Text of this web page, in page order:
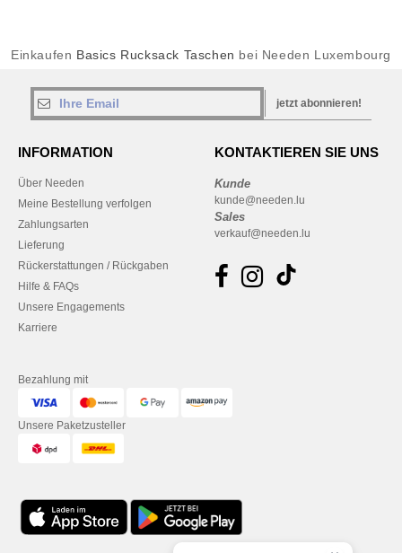
Einkaufen Basics Rucksack Taschen bei Needen Luxembourg
jetzt abonnieren!
INFORMATION
Über Needen
Meine Bestellung verfolgen
Zahlungsarten
Lieferung
Rückerstattungen / Rückgaben
Hilfe & FAQs
Unsere Engagements
Karriere
KONTAKTIEREN SIE UNS
Kunde
kunde@needen.lu
Sales
verkauf@needen.lu
Bezahlung mit
Unsere Paketzusteller